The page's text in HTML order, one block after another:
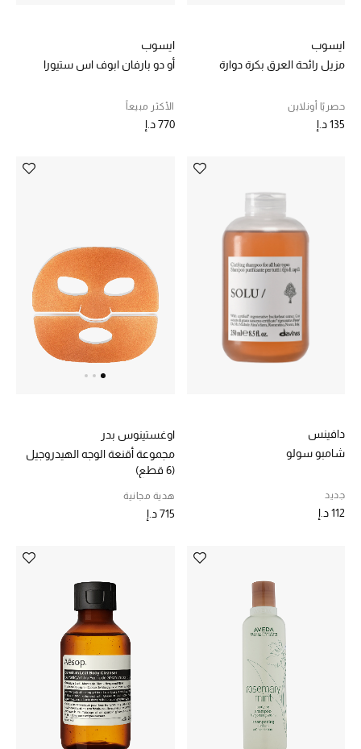
هدايا للجميع
مصممون جدد
توتيمي
تعكس توتيمي فن الأناقة السهلة بقطع أساسية راقية
تسوقوا توتيمي
ايسوب
مزيل رائحة العرق بكرة دوارة
حصريًا أونلاين
135 د.إ
ايسوب
أو دو بارفان ابوف اس ستيورا
الأكثر مبيعاً
770 د.إ
دافينس
شامبو سولو
جديد
112 د.إ
اوغستينوس بدر
مجموعة أقنعة الوجه الهيدروجيل
(6 قطع)
هدية مجانية
715 د.إ